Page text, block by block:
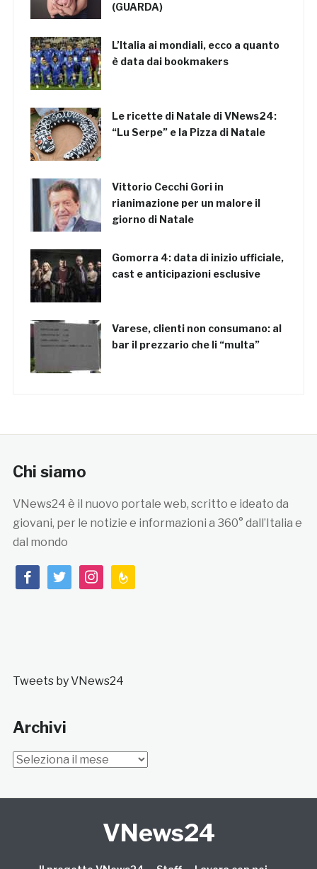
(GUARDA)
L’Italia ai mondiali, ecco a quanto
è data dai bookmakers
Le ricette di Natale di VNews24:
“Lu Serpe” e la Pizza di Natale
Vittorio Cecchi Gori in
rianimazione per un malore il
giorno di Natale
Gomorra 4: data di inizio ufficiale,
cast e anticipazioni esclusive
Varese, clienti non consumano: al
bar il prezzario che li “multa”
Chi siamo
VNews24 è il nuovo portale web, scritto e ideato da
giovani, per le notizie e informazioni a 360° dall’Italia e
dal mondo
facebooktwitterinstagramfeedburner
Tweets by VNews24
Archivi
Archivi
VNews24